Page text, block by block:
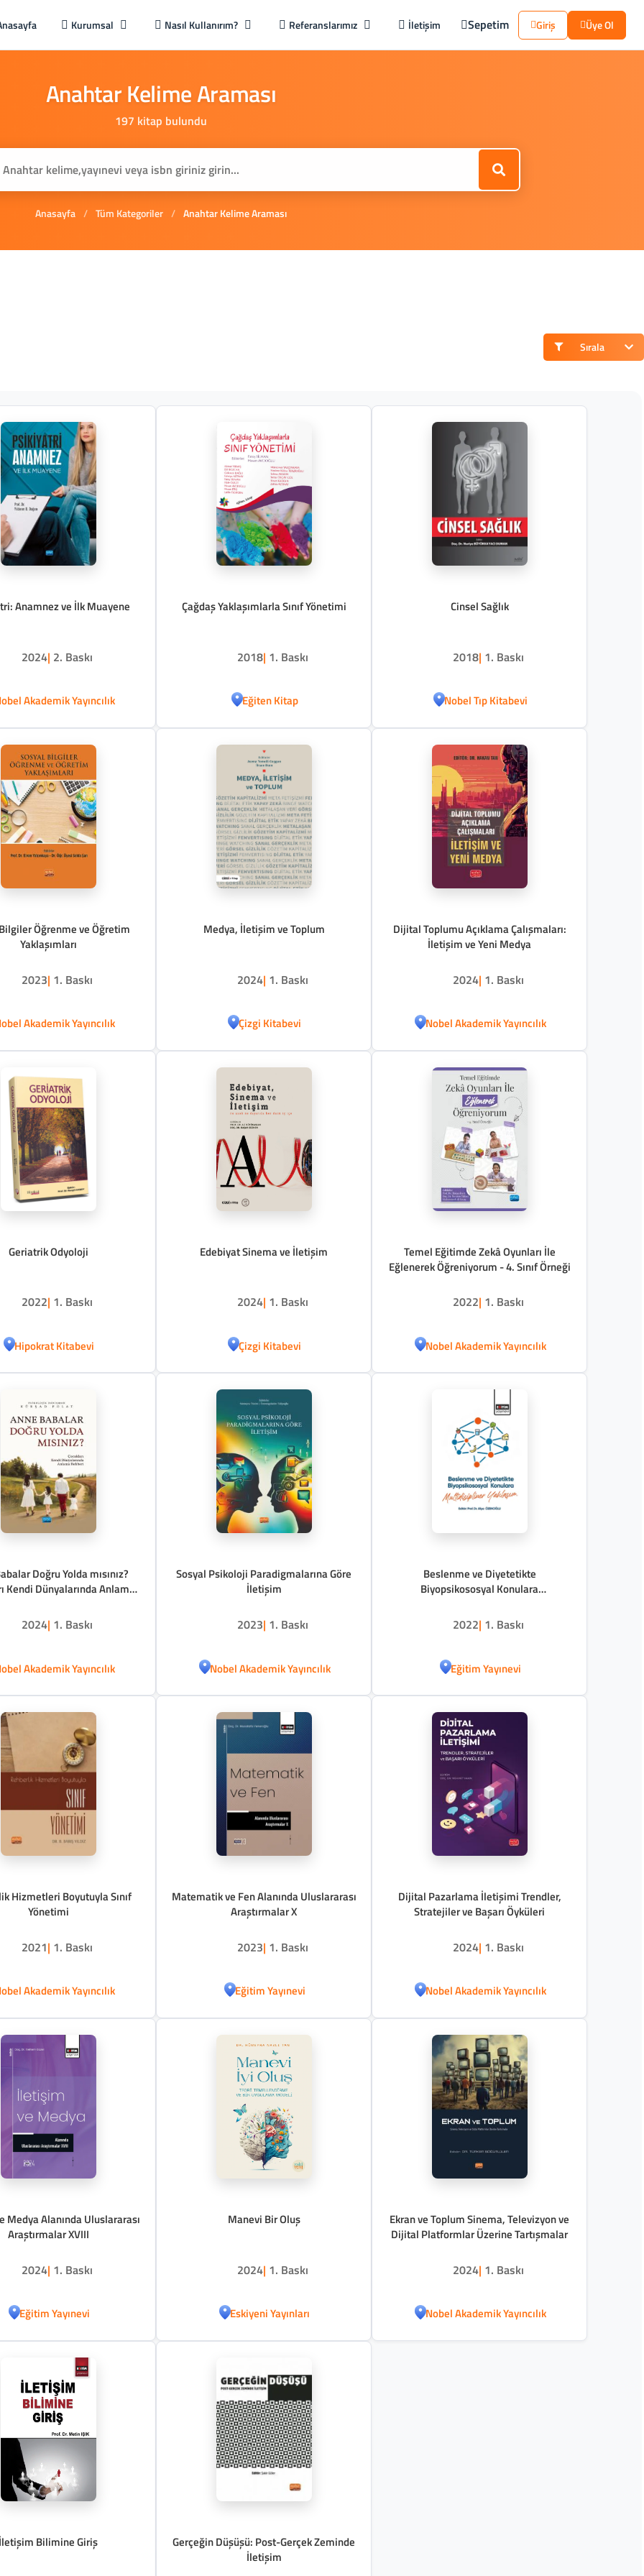
Kurumsal Nasıl Kullanırım? Referanslarımız İletişim Sepetim Giriş Üye Ol
AnahtarKelimeAraması
197 kitap bulundu
Anasayfa / Tüm Kategoriler / Anahtar Kelime Araması
Sırala
Anamnez ve İlk Muayene
2024| 2. Baskı
Akademik Yayıncılık
Çağdaş Yaklaşımlarla Sınıf Yönetimi
2018| 1. Baskı
Eğiten Kitap
Cinsel Sağlık
2018| 1. Baskı
Nobel Tıp Kitabevi
Öğrenme ve Öğretim
Yaklaşımları
2023| 1. Baskı
Akademik Yayıncılık
Medya, İletişim ve Toplum
2024| 1. Baskı
Çizgi Kitabevi
Dijital Toplumu Açıklama Çalışmaları:
İletişim ve Yeni Medya
2024| 1. Baskı
Nobel Akademik Yayıncılık
Geriatrik Odyoloji
2022| 1. Baskı
Hipokrat Kitabevi
Edebiyat Sinema ve İletişim
2024| 1. Baskı
Çizgi Kitabevi
Temel Eğitimde Zekâ Oyunları İle
Eğlenerek Öğreniyorum - 4. Sınıf Örneği
2022| 1. Baskı
Nobel Akademik Yayıncılık
Doğru Yolda mısınız?
Kendi Dünyalarında Anlama
2024| 1. Baskı
Akademik Yayıncılık
Sosyal Psikoloji Paradigmalarına Göre
İletişim
2023| 1. Baskı
Nobel Akademik Yayıncılık
Beslenme ve Diyetetikte
Biyopsikososyal Konulara
2022| 1. Baskı
Eğitim Yayınevi
Hizmetleri Boyutuyla Sınıf
Yönetimi
2021| 1. Baskı
Akademik Yayıncılık
Matematik ve Fen Alanında Uluslararası
Araştırmalar X
2023| 1. Baskı
Eğitim Yayınevi
Dijital Pazarlama İletişimi Trendler,
Stratejiler ve Başarı Öyküleri
2024| 1. Baskı
Nobel Akademik Yayıncılık
Medya Alanında Uluslararası
Araştırmalar XVIII
2024| 1. Baskı
Eğitim Yayınevi
Manevi Bir Oluş
2024| 1. Baskı
Eskiyeni Yayınları
Ekran ve Toplum Sinema, Televizyon ve
Dijital Platformlar Üzerine Tartışmalar
2024| 1. Baskı
Nobel Akademik Yayıncılık
İletişim Bilimine Giriş
Gerçeğin Düşüşü: Post-Gerçek Zeminde
İletişim